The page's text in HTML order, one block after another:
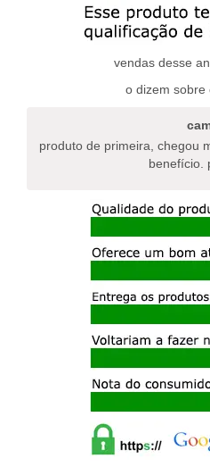
opções
podem
escolhidas
página
vendas desse
o dizem sobre
produto de primeira, chegou
benefício.